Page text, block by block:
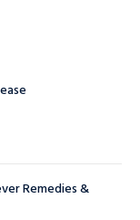
Remedies &